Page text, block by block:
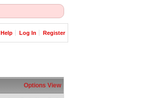
Help Log In Register
Options View